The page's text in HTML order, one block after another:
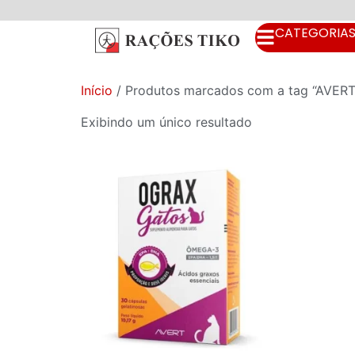
CATEGORIAS
Início / Produtos marcados com a tag
Exibindo um único resultado